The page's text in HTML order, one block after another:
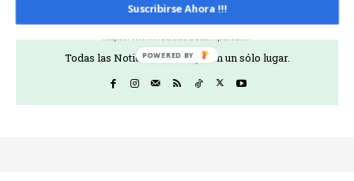
Noticias De Campo
Todas las Noticias de Campo en un sólo lugar.
Suscribirse Ahora !!!